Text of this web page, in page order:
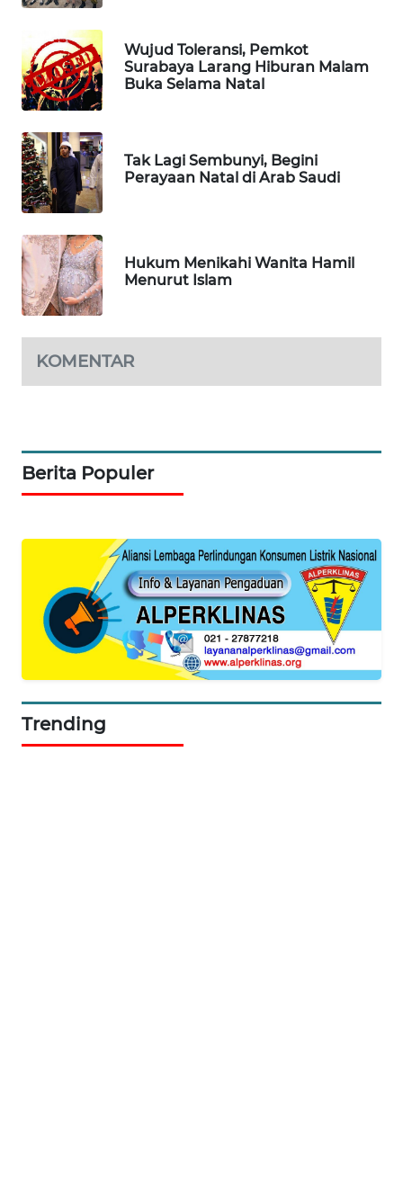
Wujud Toleransi, Pemkot
Surabaya Larang Hiburan Malam
Buka Selama Natal
Tak Lagi Sembunyi, Begini
Perayaan Natal di Arab Saudi
Hukum Menikahi Wanita Hamil
Menurut Islam
KOMENTAR
Berita Populer
Trending
TANI
WAHANA
ADVOKAT
INFRASTRUKTUR
WAHANA
KONSUMEN
WAHANA
LISTRIK
TRAVEL
WAHANA
WAHANANEWS
ID
CO ID
WAHANANEWS
NET
WAHANA
WAHANA
UMKM